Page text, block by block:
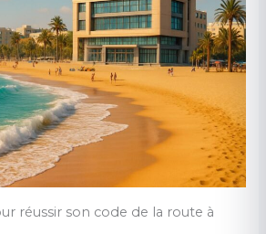
réussir son code de la route à